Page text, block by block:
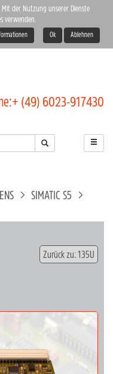
+ (49) 6023-917430
SIMATIC S5
Zurück zu: 135U
Mit der Nutzung unserer Dienste
verwenden.
Ok Ablehnen